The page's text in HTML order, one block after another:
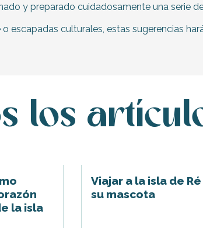
y preparado cuidadosamente una serie
escapadas culturales, estas sugerencias
los
la isla
Viajar a la isla de
su mascota